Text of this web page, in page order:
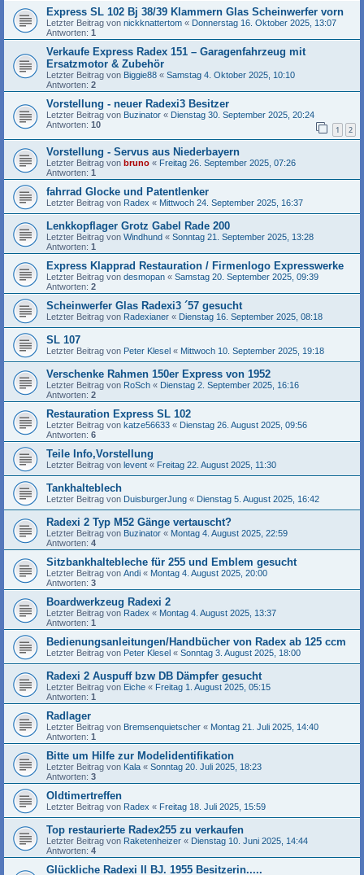
Express SL 102 Bj 38/39 Klammern Glas Scheinwerfer vorn
Letzter Beitrag von nickknattertom « Donnerstag 16. Oktober 2025, 13:07
Antworten: 1
Verkaufe Express Radex 151 – Garagenfahrzeug mit
Ersatzmotor & Zubehör
Letzter Beitrag von Biggie88 « Samstag 4. Oktober 2025, 10:10
Antworten: 2
Vorstellung - neuer Radexi3 Besitzer
Letzter Beitrag von Buzinator « Dienstag 30. September 2025, 20:24
Antworten: 10 1 2
Vorstellung - Servus aus Niederbayern
Letzter Beitrag von bruno « Freitag 26. September 2025, 07:26
Antworten: 1
fahrrad Glocke und Patentlenker
Letzter Beitrag von Radex « Mittwoch 24. September 2025, 16:37
Lenkkopflager Grotz Gabel Rade 200
Letzter Beitrag von Windhund « Sonntag 21. September 2025, 13:28
Antworten: 1
Express Klapprad Restauration / Firmenlogo Expresswerke
Letzter Beitrag von desmopan « Samstag 20. September 2025, 09:39
Antworten: 2
Scheinwerfer Glas Radexi3 ´57 gesucht
Letzter Beitrag von Radexianer « Dienstag 16. September 2025, 08:18
SL 107
Letzter Beitrag von Peter Klesel « Mittwoch 10. September 2025, 19:18
Verschenke Rahmen 150er Express von 1952
Letzter Beitrag von RoSch « Dienstag 2. September 2025, 16:16
Antworten: 2
Restauration Express SL 102
Letzter Beitrag von katze56633 « Dienstag 26. August 2025, 09:56
Antworten: 6
Teile Info,Vorstellung
Letzter Beitrag von levent « Freitag 22. August 2025, 11:30
Tankhalteblech
Letzter Beitrag von DuisburgerJung « Dienstag 5. August 2025, 16:42
Radexi 2 Typ M52 Gänge vertauscht?
Letzter Beitrag von Buzinator « Montag 4. August 2025, 22:59
Antworten: 4
Sitzbankhaltebleche für 255 und Emblem gesucht
Letzter Beitrag von Andi « Montag 4. August 2025, 20:00
Antworten: 3
Boardwerkzeug Radexi 2
Letzter Beitrag von Radex « Montag 4. August 2025, 13:37
Antworten: 1
Bedienungsanleitungen/Handbücher von Radex ab 125 ccm
Letzter Beitrag von Peter Klesel « Sonntag 3. August 2025, 18:00
Radexi 2 Auspuff bzw DB Dämpfer gesucht
Letzter Beitrag von Eiche « Freitag 1. August 2025, 05:15
Antworten: 1
Radlager
Letzter Beitrag von Bremsenquietscher « Montag 21. Juli 2025, 14:40
Antworten: 1
Bitte um Hilfe zur Modelidentifikation
Letzter Beitrag von Kala « Sonntag 20. Juli 2025, 18:23
Antworten: 3
Oldtimertreffen
Letzter Beitrag von Radex « Freitag 18. Juli 2025, 15:59
Top restaurierte Radex255 zu verkaufen
Letzter Beitrag von Raketenheizer « Dienstag 10. Juni 2025, 14:44
Antworten: 4
Glückliche Radexi II BJ. 1955 Besitzerin.....